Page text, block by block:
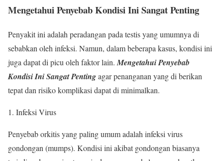
Mengetahui Penyebab Kondisi Ini Sangat Penting
Penyakit ini adalah peradangan pada testis yang umumnya di
sebabkan oleh infeksi. Namun, dalam beberapa kasus, kondisi ini
juga dapat di picu oleh faktor lain. Mengetahui Penyebab
Kondisi Ini Sangat Pentingagar penanganan yang di berikan
tepat dan risiko komplikasi dapat di minimalkan.
Infeksi Virus
Penyebab orkitis yang paling umum adalah infeksi virus
gondongan (mumps). Kondisi ini akibat gondongan biasanya